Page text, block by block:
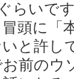
らいで
頭に「
と許し
お前の